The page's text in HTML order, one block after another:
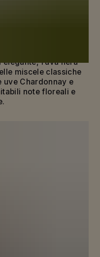
l’uva nera
miscele classiche
uve Chardonnay e
note floreali e